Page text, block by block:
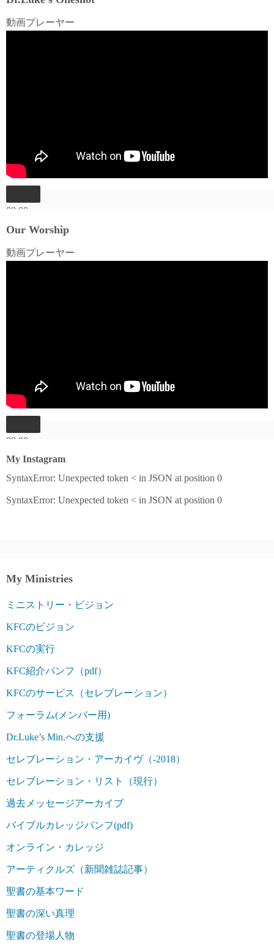
動画プレーヤー
00:00
00:00
Our Worship
動画プレーヤー
00:00
00:00
04:27
My Instagram
SyntaxError: Unexpected token < in JSON at position 0
SyntaxError: Unexpected token < in JSON at position 0
My Ministries
ミニストリー・ビジョン
KFCのビジョン
KFCの実行
KFC紹介パンフ（pdf）
KFCのサービス（セレブレーション）
フォーラム(メンバー用)
Dr.Luke’s Min.への支援
セレブレーション・アーカイヴ（-2018）
セレブレーション・リスト（現行）
過去メッセージアーカイブ
バイブルカレッジパンフ(pdf)
オンライン・カレッジ
アーティクルズ（新聞雑誌記事）
聖書の基本ワード
聖書の深い真理
聖書の登場人物